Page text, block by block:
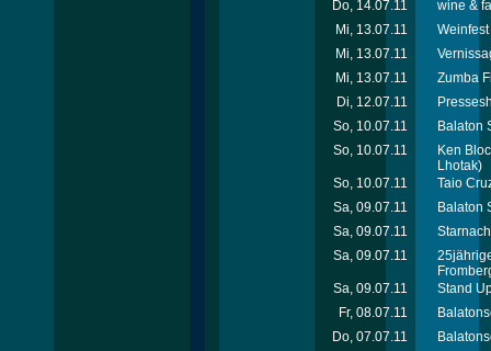
Do, 14.07.11
wine &
Mi, 13.07.11
Mi, 13.07.11
Mi, 13.07.11
Zumba
Di, 12.07.11
So, 10.07.11
Balaton
So, 10.07.11
Ken
Lhotak)
So, 10.07.11
Taio
Sa, 09.07.11
Balaton
Sa, 09.07.11
Sa, 09.07.11
Sa, 09.07.11
Stand
Fr, 08.07.11
Do, 07.07.11